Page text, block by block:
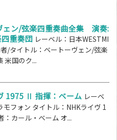
ェン/弦楽四重奏曲全集 演奏:
重奏団 レーベル：日本WESTMI
/タイトル：ベートーヴェン/弦楽
米国のク...
1975 Ⅱ 指揮：ベーム レーベ
モフォン タイトル：NHKライヴ 1
カール・ベーム オ...